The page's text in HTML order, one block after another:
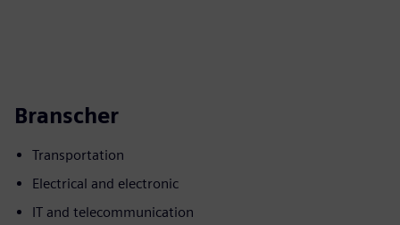
Branscher
Transportation
Electrical and electronic
IT and telecommunication